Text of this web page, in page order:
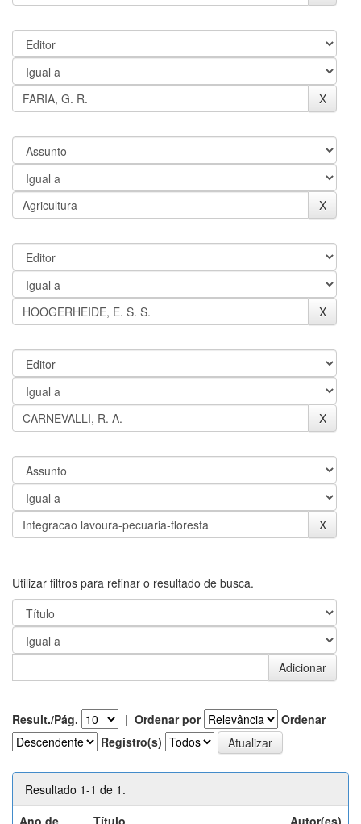
Utilizar filtros para refinar o resultado de busca.
Result./Pág. | Ordenar por
Ordenar
Registro(s)
Resultado 1-1 de 1.
Ano de
Título Autor(es)